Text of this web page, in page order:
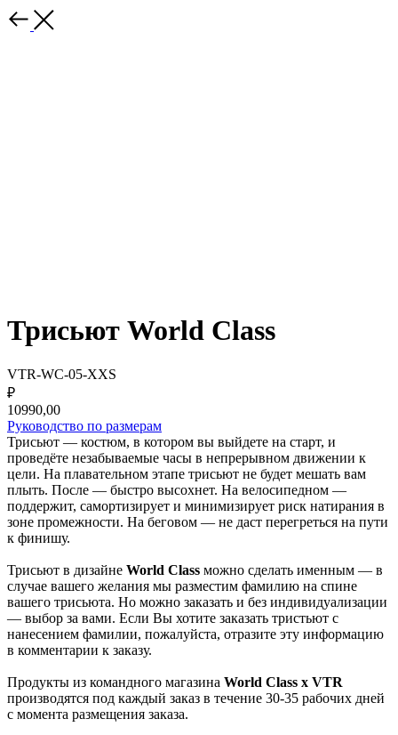
Трисьют World Class
VTR-WC-05-XXS
₽
10990,00
Руководство по размерам
Трисьют — костюм, в котором вы выйдете на старт, и
проведёте незабываемые часы в непрерывном движении к
цели. На плавательном этапе трисьют не будет мешать вам
плыть. После — быстро высохнет. На велосипедном —
поддержит, самортизирует и минимизирует риск натирания в
зоне промежности. На беговом — не даст перегреться на пути
к финишу.
Трисьют в дизайне World Class можно сделать именным — в
случае вашего желания мы разместим фамилию на спине
вашего трисьюта. Но можно заказать и без индивидуализации
— выбор за вами. Если Вы хотите заказать тристьют с
нанесением фамилии, пожалуйста, отразите эту информацию
в комментарии к заказу.
Продукты из командного магазина World Class x VTR
производятся под каждый заказ в течение 30-35 рабочих дней
с момента размещения заказа.